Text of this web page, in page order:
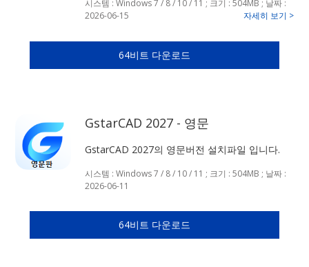
시스템 : Windows 7 / 8 / 10 / 11 ; 크기 : 504MB ; 날짜 :
2026-06-15
자세히 보기 >
64비트 다운로드
GstarCAD 2027 - 영문
GstarCAD 2027의 영문버전 설치파일 입니다.
시스템 : Windows 7 / 8 / 10 / 11 ; 크기 : 504MB ; 날짜 :
2026-06-11
64비트 다운로드